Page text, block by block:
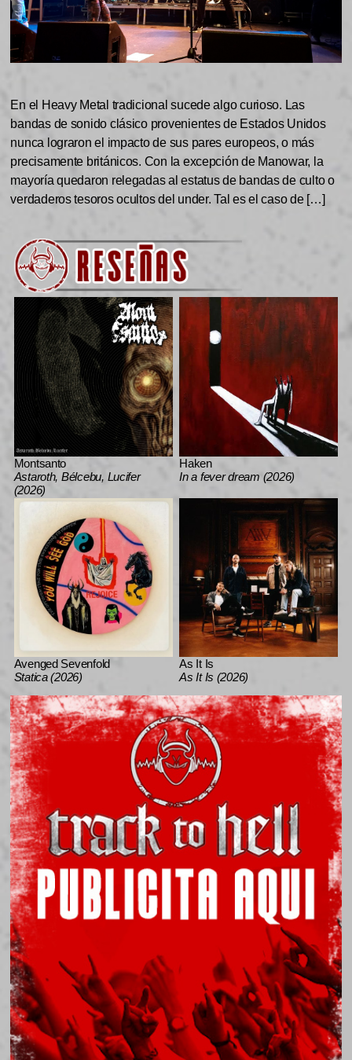
En el Heavy Metal tradicional sucede algo curioso. Las
bandas de sonido clásico provenientes de Estados Unidos
nunca lograron el impacto de sus pares europeos, o más
precisamente británicos. Con la excepción de Manowar, la
mayoría quedaron relegadas al estatus de bandas de culto o
verdaderos tesoros ocultos del under. Tal es el caso de […]
Montsanto
Astaroth, Bélcebu, Lucifer
(2026)
Haken
In a fever dream (2026)
Avenged Sevenfold
Statica (2026)
As It Is
As It Is (2026)